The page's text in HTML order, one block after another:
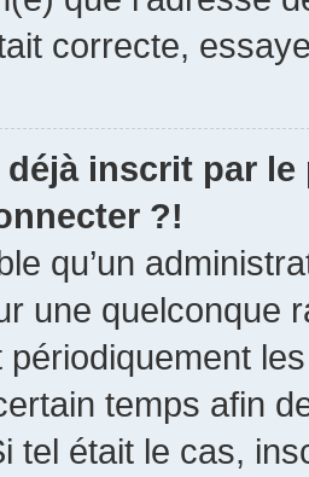
correcte,
déjà inscrit par
?!
qu’un
une quelconque
temps afin
tel était le cas,